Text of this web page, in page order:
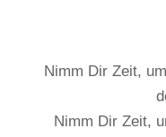
Nimm Dir Zeit,
Nimm Dir Zeit,